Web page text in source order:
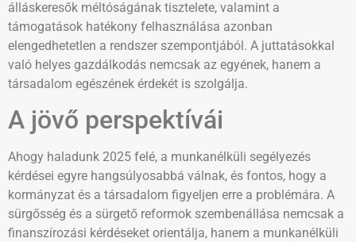
álláskeresők méltóságának tisztelete, valamint a
támogatások hatékony felhasználása azonban
elengedhetetlen a rendszer szempontjából. A juttatásokkal
való helyes gazdálkodás nemcsak az egyének, hanem a
társadalom egészének érdekét is szolgálja.
A jövő perspektívái
Ahogy haladunk 2025 felé, a munkanélküli segélyezés
kérdései egyre hangsúlyosabbá válnak, és fontos, hogy a
kormányzat és a társadalom figyeljen erre a problémára. A
sürgősség és a sürgető reformok szembenállása nemcsak a
finanszírozási kérdéseket orientálja, hanem a munkanélküli